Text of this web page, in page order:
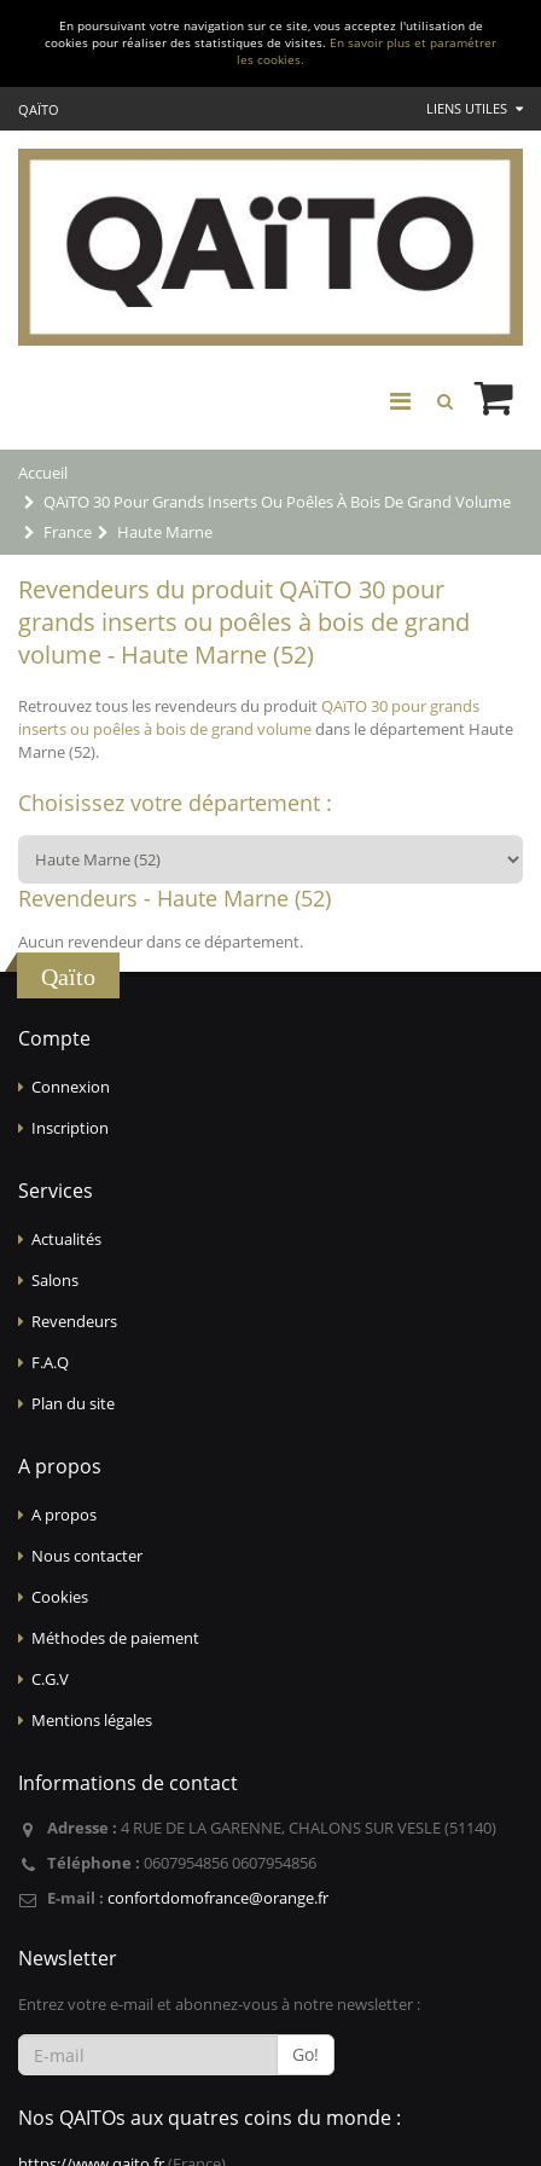
En poursuivant votre navigation sur ce site, vous acceptez l'utilisation de
cookies pour réaliser des statistiques de visites. En savoir plus et paramétrer
les cookies.
QAÏTO LIENS UTILES
Accueil
QAïTO 30 Pour Grands Inserts Ou Poêles À Bois De Grand Volume
France
Haute Marne
Revendeurs du produit QAïTO 30 pour
grands inserts ou poêles à bois de grand
volume - Haute Marne (52)
Retrouvez tous les revendeurs du produitQAïTO 30 pour grands
inserts ou poêles à bois de grand volumedans le département Haute
Marne (52).
Choisissez votre département :
Revendeurs - Haute Marne (52)
Aucun revendeur dans ce département.
Qaïto
Compte
Connexion
Inscription
Services
Actualités
Salons
Revendeurs
F.A.Q
Plan du site
A propos
A propos
Nous contacter
Cookies
Méthodes de paiement
C.G.V
Mentions légales
Informations de contact
Adresse : 4 RUE DE LA GARENNE, CHALONS SUR VESLE (51140)
Téléphone : 0607954856 0607954856
E-mail : confortdomofrance@orange.fr
Newsletter
Entrez votre e-mail et abonnez-vous à notre newsletter :
Go!
Nos QAITOs aux quatres coins du monde :